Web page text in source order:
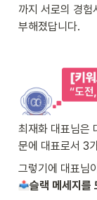
까지 서로의 경험
부해졌답니다.
최재화 대표님은
문에 대표로서 3
그렇기에 대표님
슬랙 메세지를